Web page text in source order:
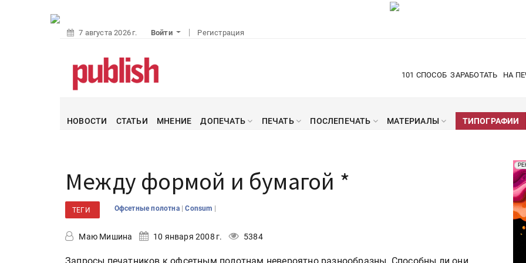
7 августа 2026 г. Войти Регистрация
101 СПОСОБ ЗАРАБОТАТЬ НА
НОВОСТИ СТАТЬИ МНЕНИЕ ДОПЕЧАТЬ ПЕЧАТЬ ПОСЛЕПЕЧАТЬ МАТЕРИАЛЫ ТИПОГРАФИИ
Между формой и бумагой *
ТЕГИ Офсетные полотна |Consum |
Маю Мишина 10 января 2008 г. 5384